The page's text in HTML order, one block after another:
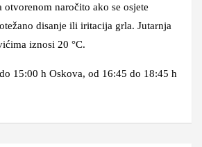
otvorenom naročito ako se osjete
disanje ili iritacija grla. Jutarnja
iznosi 20 °C.
15:00 h Oskova, od 16:45 do 18:45 h